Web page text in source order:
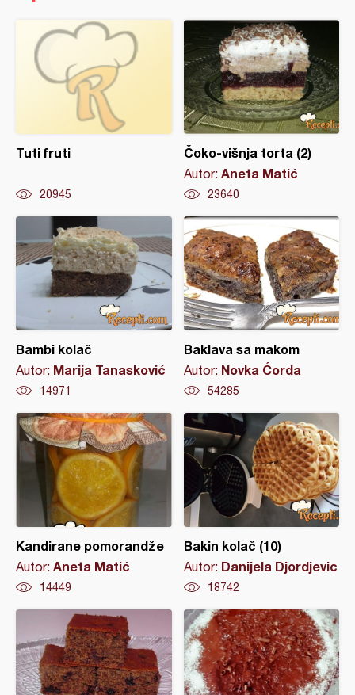
Tuti fruti
20945
Čoko-višnja torta (2)
Autor: Aneta Matić
23640
Bambi kolač
Autor: Marija Tanasković
14971
Baklava sa makom
Autor: Novka Ćorda
54285
Kandirane pomorandže
Autor: Aneta Matić
14449
Bakin kolač (10)
Autor: Danijela Djordjevic
18742